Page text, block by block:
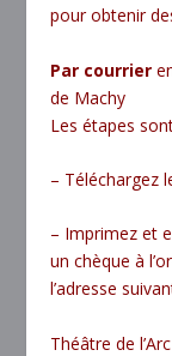
pour obtenir
Par courrier
de Machy
Les étapes
– Téléchargez
– Imprimez et
un chèque à
l’adresse
Théâtre de